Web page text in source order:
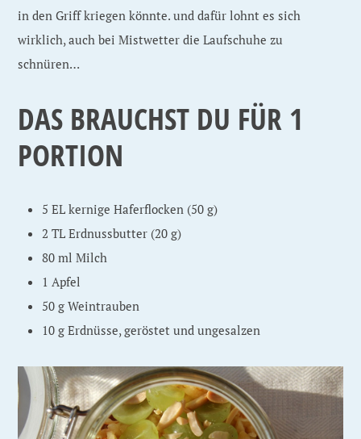
in den Griff kriegen könnte. und dafür lohnt es sich
wirklich, auch bei Mistwetter die Laufschuhe zu
schnüren…
DAS BRAUCHST DU FÜR 1
PORTION
5 EL kernige Haferflocken (50 g)
2 TL Erdnussbutter (20 g)
80 ml Milch
1 Apfel
50 g Weintrauben
10 g Erdnüsse, geröstet und ungesalzen